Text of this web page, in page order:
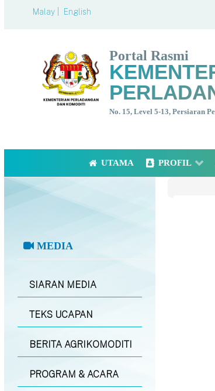
Malay | English
Portal Rasmi
No. 15, Level 5-13, Persiaran
UTAMA PROFIL
MEDIA
SIARAN MEDIA
TEKS UCAPAN
BERITA AGRIKOMODITI
PROGRAM & ACARA